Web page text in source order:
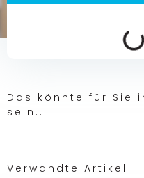
Das könnte für Sie
sein...
Verwandte Artikel